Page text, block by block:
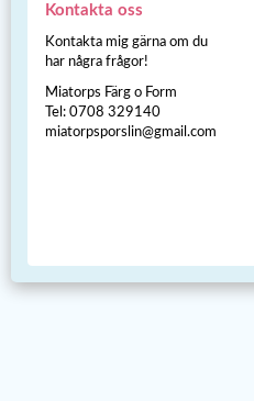
Kontakta oss
Kontakta mig gärna om du
har några frågor!
Miatorps Färg o Form
Tel: 0708 329140
miatorpsporslin@gmail.com